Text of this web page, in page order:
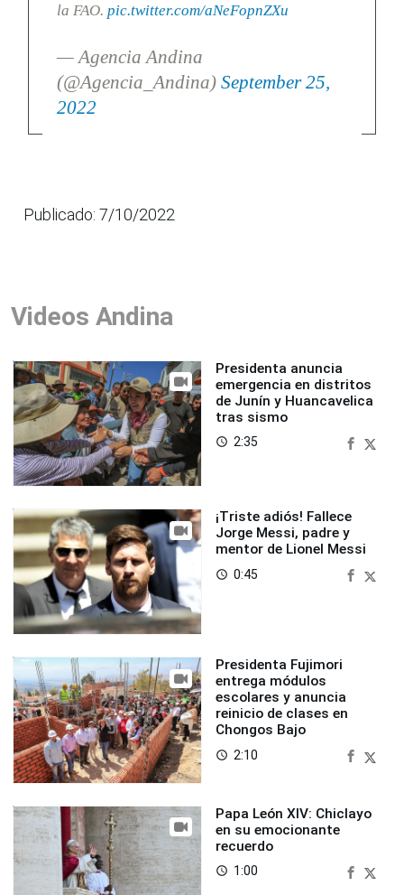
la FAO. pic.twitter.com/aNeFopnZXu
— Agencia Andina
(@Agencia_Andina) September 25,
2022
Publicado: 7/10/2022
Videos Andina
Presidenta anuncia
emergencia en distritos
de Junín y Huancavelica
tras sismo
access_time 2:35
¡Triste adiós! Fallece
Jorge Messi, padre y
mentor de Lionel Messi
access_time 0:45
Presidenta Fujimori
entrega módulos
escolares y anuncia
reinicio de clases en
Chongos Bajo
access_time 2:10
Papa León XIV: Chiclayo
en su emocionante
recuerdo
access_time 1:00